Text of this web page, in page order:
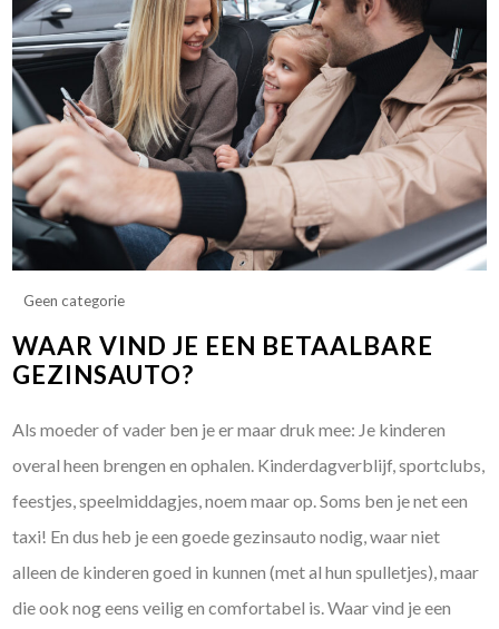
Geen categorie
WAAR VIND JE EEN BETAALBARE
GEZINSAUTO?
Als moeder of vader ben je er maar druk mee: Je kinderen
overal heen brengen en ophalen. Kinderdagverblijf, sportclubs,
feestjes, speelmiddagjes, noem maar op. Soms ben je net een
taxi! En dus heb je een goede gezinsauto nodig, waar niet
alleen de kinderen goed in kunnen (met al hun spulletjes), maar
die ook nog eens veilig en comfortabel is. Waar vind je een